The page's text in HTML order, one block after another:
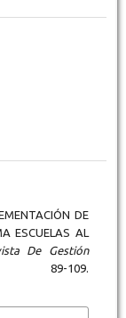
DE
ESCUELAS AL
De Gestión
109.